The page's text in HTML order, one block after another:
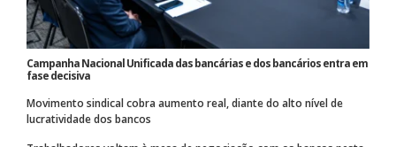
Campanha Nacional Unificada das bancárias e dos bancários entra em
fase decisiva
Movimento sindical cobra aumento real, diante do alto nível de
lucratividade dos bancos